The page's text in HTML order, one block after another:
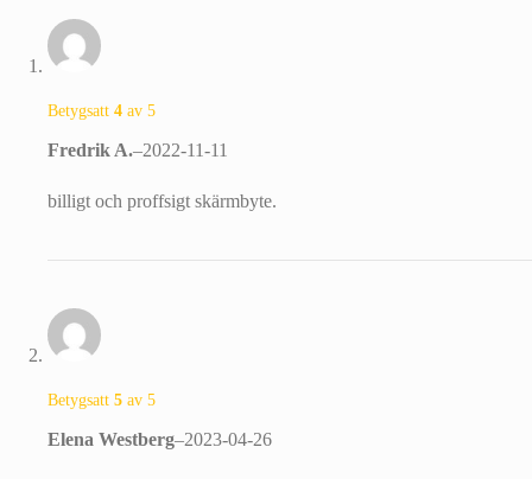
Betygsatt 4 av 5
Fredrik A.–2022-11-11
billigt och proffsigt skärmbyte.
Betygsatt 5 av 5
Elena Westberg–2023-04-26